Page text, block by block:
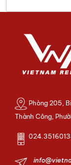
Phòng 205,
Thành Công,